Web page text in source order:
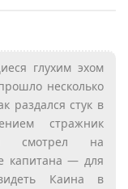
глухим эхом
несколько
раздался стук в
стражник
смотрел на
капитана — для
Каина в